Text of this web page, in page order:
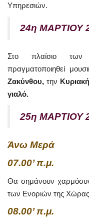
Υπηρεσιών.
24η ΜΑΡΤΙΟΥ
Στο πλαίσιο των
πραγματοποιηθεί
Ζακύνθου, την
γιαλό.
25η ΜΑΡΤΙΟΥ
Άνω Μερά
07.00’ π.μ.
Θα σημάνουν
των Ενοριών της
08.00’ π.μ.